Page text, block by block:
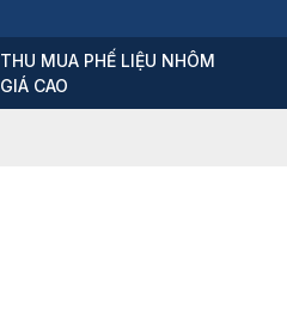
THU MUA PHẾ LIỆU NHÔM
GIÁ CAO